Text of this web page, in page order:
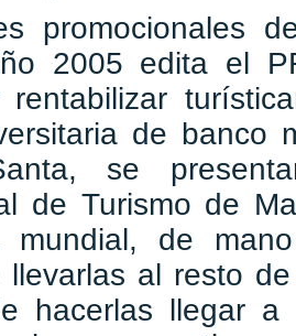
promocionales
2005 edita el
rentabilizar
de banco
se
de Turismo de
mundial, de
llevarlas al resto
hacerlas llegar a